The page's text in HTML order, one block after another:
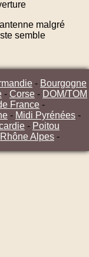
malgré
semble
- Bourgogne
- Corse - DOM/TOM
France -
- Midi Pyrénées -
- Poitou
Rhône Alpes -